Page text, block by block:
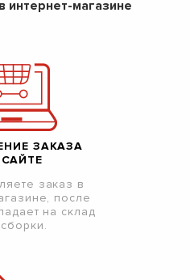
интернет-магазине
ЗАКАЗА
заказ в
после
на склад